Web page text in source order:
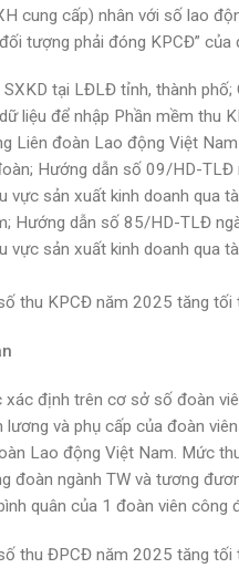
cung cấp) nhân với số lao
tượng phải đóng KPCĐ” của
tại LĐLĐ tỉnh, thành
liệu để nhập Phần mềm thu
Liên đoàn Lao động Việt
Hướng dẫn số 09/HD-
vực sản xuất kinh doanh qua
Hướng dẫn số 85/HD-TLĐ
vực sản xuất kinh doanh qua
thu KPCĐ năm 2025 tăng
định trên cơ sở số đoàn
và phụ cấp của đoàn
Lao động Việt Nam. Mức
đoàn ngành TW và tương
quân của 1 đoàn viên
thu ĐPCĐ năm 2025 tăng